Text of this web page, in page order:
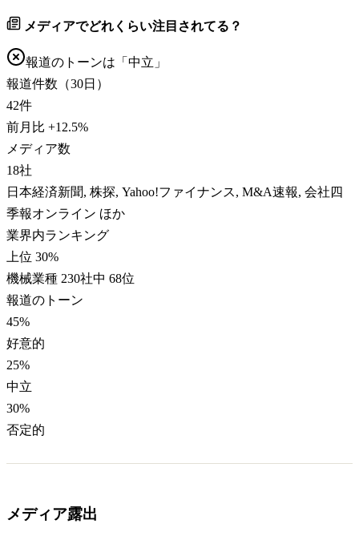
メディアでどれくらい注目されてる？
報道のトーンは「 中立 」
報道件数（30日）
42件
前月比 +12.5%
メディア数
18社
日本経済新聞, 株探, Yahoo!ファイナンス, M&A速報, 会社四
季報オンライン ほか
業界内ランキング
上位 30%
機械業種 230社中 68位
報道のトーン
45%
好意的
25%
中立
30%
否定的
メディア露出